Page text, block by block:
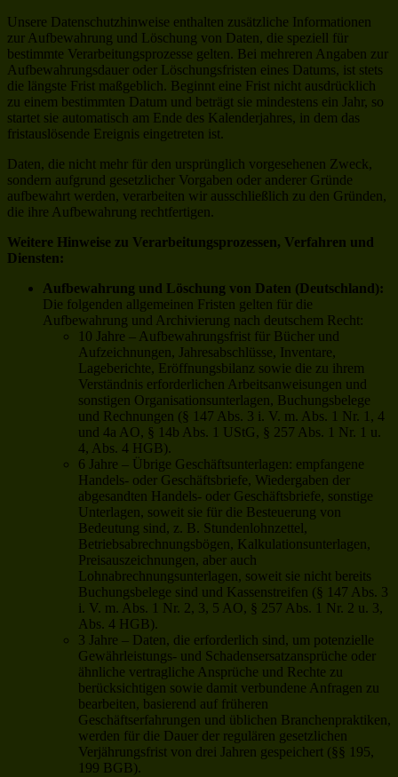
Unsere Datenschutzhinweise enthalten zusätzliche Informationen
zur Aufbewahrung und Löschung von Daten, die speziell für
bestimmte Verarbeitungsprozesse gelten. Bei mehreren Angaben zur
Aufbewahrungsdauer oder Löschungsfristen eines Datums, ist stets
die längste Frist maßgeblich. Beginnt eine Frist nicht ausdrücklich
zu einem bestimmten Datum und beträgt sie mindestens ein Jahr, so
startet sie automatisch am Ende des Kalenderjahres, in dem das
fristauslösende Ereignis eingetreten ist.
Daten, die nicht mehr für den ursprünglich vorgesehenen Zweck,
sondern aufgrund gesetzlicher Vorgaben oder anderer Gründe
aufbewahrt werden, verarbeiten wir ausschließlich zu den Gründen,
die ihre Aufbewahrung rechtfertigen.
Weitere Hinweise zu Verarbeitungsprozessen, Verfahren und
Diensten:
Aufbewahrung und Löschung von Daten (Deutschland):
Die folgenden allgemeinen Fristen gelten für die
Aufbewahrung und Archivierung nach deutschem Recht:
10 Jahre – Aufbewahrungsfrist für Bücher und
Aufzeichnungen, Jahresabschlüsse, Inventare,
Lageberichte, Eröffnungsbilanz sowie die zu ihrem
Verständnis erforderlichen Arbeitsanweisungen und
sonstigen Organisationsunterlagen, Buchungsbelege
und Rechnungen (§ 147 Abs. 3 i. V. m. Abs. 1 Nr. 1, 4
und 4a AO, § 14b Abs. 1 UStG, § 257 Abs. 1 Nr. 1 u.
4, Abs. 4 HGB).
6 Jahre – Übrige Geschäftsunterlagen: empfangene
Handels- oder Geschäftsbriefe, Wiedergaben der
abgesandten Handels- oder Geschäftsbriefe, sonstige
Unterlagen, soweit sie für die Besteuerung von
Bedeutung sind, z. B. Stundenlohnzettel,
Betriebsabrechnungsbögen, Kalkulationsunterlagen,
Preisauszeichnungen, aber auch
Lohnabrechnungsunterlagen, soweit sie nicht bereits
Buchungsbelege sind und Kassenstreifen (§ 147 Abs. 3
i. V. m. Abs. 1 Nr. 2, 3, 5 AO, § 257 Abs. 1 Nr. 2 u. 3,
Abs. 4 HGB).
3 Jahre – Daten, die erforderlich sind, um potenzielle
Gewährleistungs- und Schadensersatzansprüche oder
ähnliche vertragliche Ansprüche und Rechte zu
berücksichtigen sowie damit verbundene Anfragen zu
bearbeiten, basierend auf früheren
Geschäftserfahrungen und üblichen Branchenpraktiken,
werden für die Dauer der regulären gesetzlichen
Verjährungsfrist von drei Jahren gespeichert (§§ 195,
199 BGB).